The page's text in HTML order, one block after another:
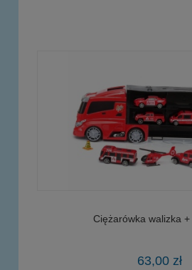
Ciężarówka walizka
63,00 zł